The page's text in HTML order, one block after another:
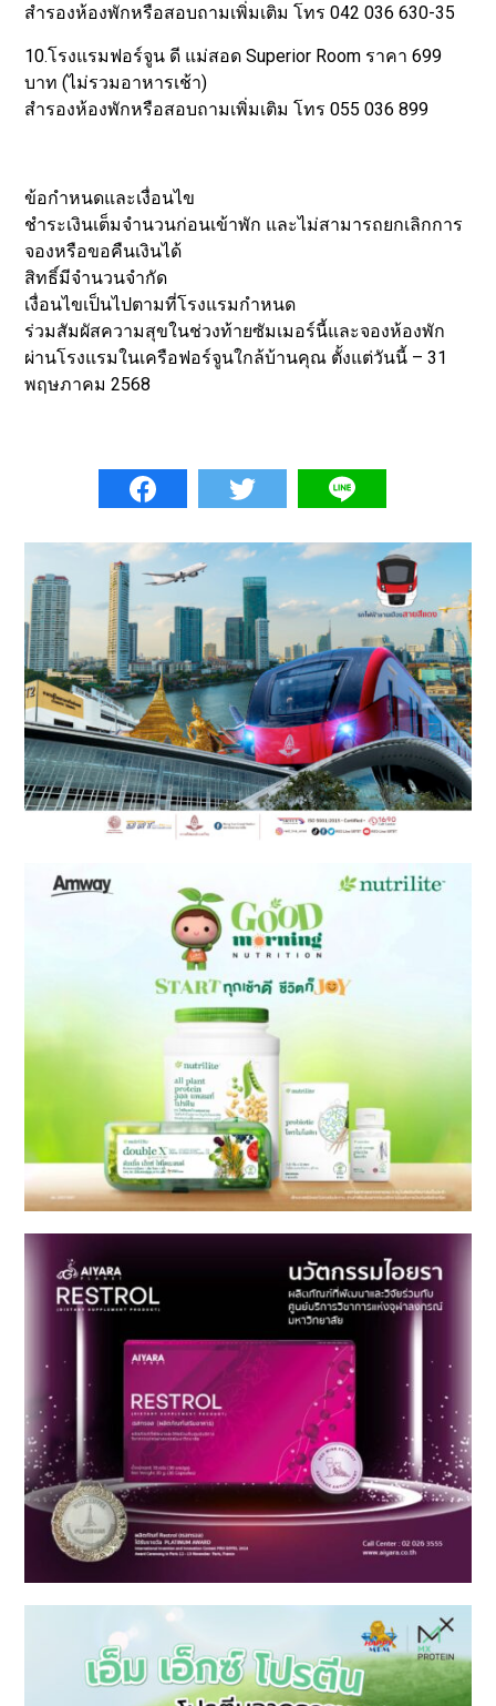
สำรองห้องพักหรือสอบถามเพิ่มเติม โทร 042 036 630-35
10.โรงแรมฟอร์จูน ดี แม่สอด Superior Room ราคา 699
บาท (ไม่รวมอาหารเช้า)
สำรองห้องพักหรือสอบถามเพิ่มเติม โทร 055 036 899
ข้อกำหนดและเงื่อนไข
ชำระเงินเต็มจำนวนก่อนเข้าพัก และไม่สามารถยกเลิกการ
จองหรือขอคืนเงินได้
สิทธิ์มีจำนวนจำกัด
เงื่อนไขเป็นไปตามที่โรงแรมกำหนด
ร่วมสัมผัสความสุขในช่วงท้ายซัมเมอร์นี้และจองห้องพัก
ผ่านโรงแรมในเครือฟอร์จูนใกล้บ้านคุณ ตั้งแต่วันนี้ – 31
พฤษภาคม 2568